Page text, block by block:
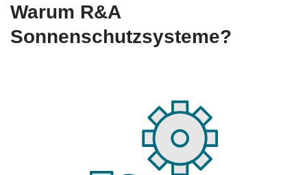
Warum R&A
Sonnenschutzsysteme?